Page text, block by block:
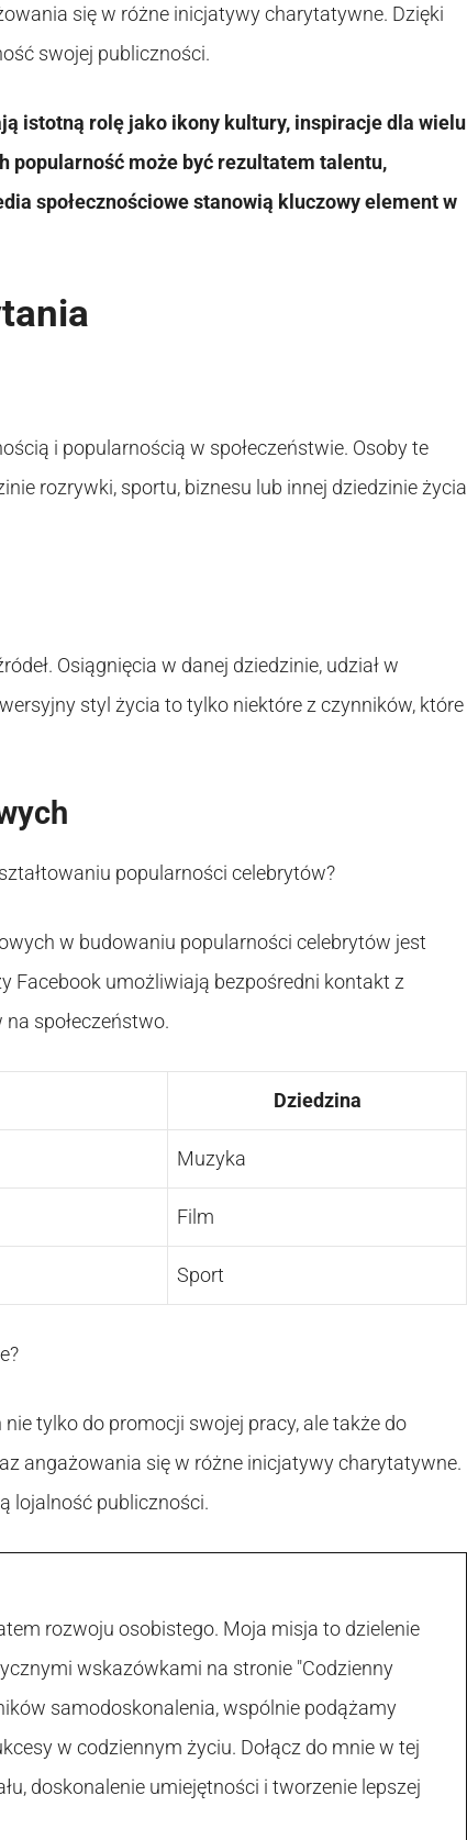
się w różne inicjatywy charytatywne. Dzięki
swojej publiczności.
istotną rolę jako ikony kultury, inspiracje dla wielu
popularność może być rezultatem talentu,
społecznościowe stanowią kluczowy element w
i popularnością w społeczeństwie. Osoby te
rozrywki, sportu, biznesu lub innej dziedzinie życia
Osiągnięcia w danej dziedzinie, udział w
styl życia to tylko niektóre z czynników, które
popularności celebrytów?
w budowaniu popularności celebrytów jest
Facebook umożliwiają bezpośredni kontakt z
społeczeństwo.
Dziedzina
Muzyka
Film
Sport
tylko do promocji swojej pracy, ale także do
angażowania się w różne inicjatywy charytatywne.
lojalność publiczności.
rozwoju osobistego. Moja misja to dzielenie
wskazówkami na stronie "Codzienny
samodoskonalenia, wspólnie podążamy
w codziennym życiu. Dołącz do mnie w tej
doskonalenie umiejętności i tworzenie lepszej